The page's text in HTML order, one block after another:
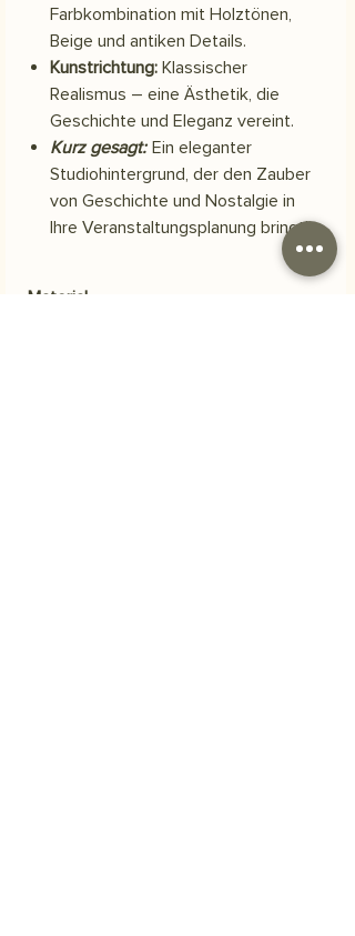
Farbkombination mit Holztönen,
Beige und antiken Details.
Kunstrichtung: Klassischer
Realismus – eine Ästhetik, die
Geschichte und Eleganz vereint.
Kurz gesagt: Ein eleganter
Studiohintergrund, der den Zauber
von Geschichte und Nostalgie in
Ihre Veranstaltungsplanung bringt!
Material